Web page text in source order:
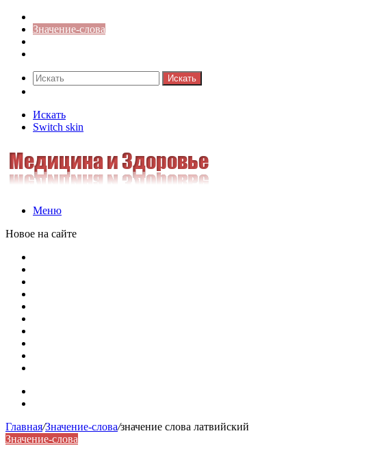
Значение-слова
Искать
Искать
Switch skin
Меню
Новое на сайте
Главная/Значение-слова/значение слова латвийский
Значение-слова